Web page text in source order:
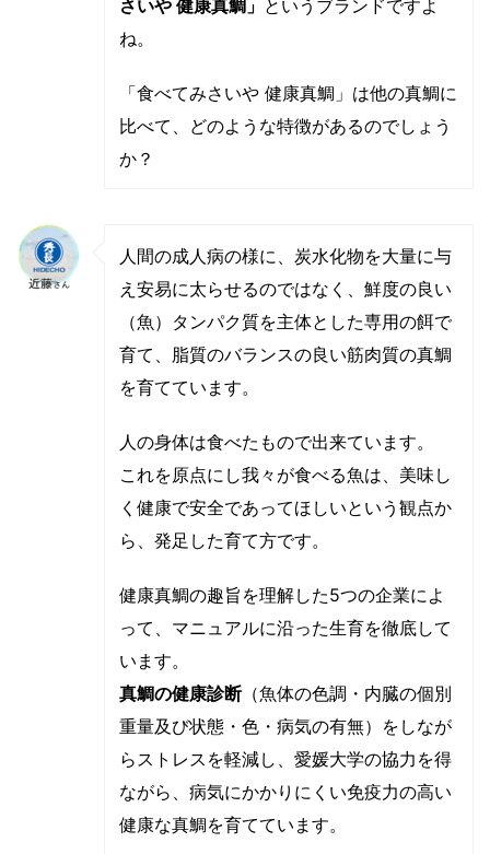
さいや 健康真鯛」 というブランドですよ
ね。
「食べてみさいや 健康真鯛」は他の真鯛に
比べて、どのような特徴があるのでしょう
か？
人間の成人病の様に、炭水化物を大量に与
え安易に太らせるのではなく、鮮度の良い
（魚）タンパク質を主体とした専用の餌で
育て、脂質のバランスの良い筋肉質の真鯛
を育てています。
人の身体は食べたもので出来ています。
これを原点にし我々が食べる魚は、美味し
く健康で安全であってほしいという観点か
ら、発足した育て方です。
健康真鯛の趣旨を理解した5つの企業によ
って、マニュアルに沿った生育を徹底して
います。
真鯛の健康診断（魚体の色調・内臓の個別
重量及び状態・色・病気の有無）をしなが
らストレスを軽減し、愛媛大学の協力を得
ながら、病気にかかりにくい免疫力の高い
健康な真鯛を育てています。